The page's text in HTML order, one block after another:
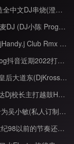
烧(澄迈金龙巷太子专属)
陈 ProgHouse Rmx 国语女)
Rmx 2022 粤语 车载版)
打造BGM火爆首首精品合集串烧
VinaHouse Mix 粤语)
越鼓House全英文上头串烧
飘飘DJ0898全程摇头晃脑专用私人曲House串烧
以前的节奏还在吗